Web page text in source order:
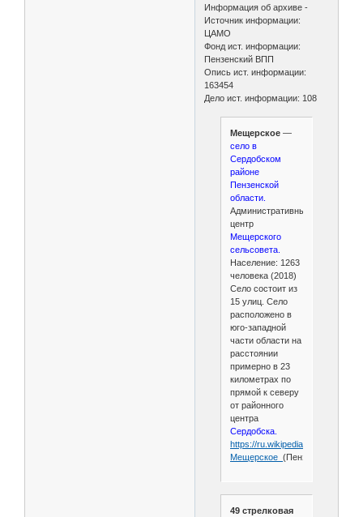
Информация об архиве -
Источник информации:
ЦАМО
Фонд ист. информации:
Пензенский ВПП
Опись ист. информации:
163454
Дело ист. информации: 108
Мещерское—
село в
Сердобском
районе
Пензенской
области.
Административный
центр
Мещерского
сельсовета.
Население: 1263
человека (2018)
Село состоит из
15 улиц. Село
расположено в
юго-западной
части области на
расстоянии
примерно в 23
километрах по
прямой к северу
от районного
центра
Сердобска.
https://ru.wikipedia.org/wiki/
Мещерское_
49 стрелковая